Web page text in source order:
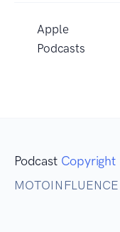
Apple
Podcasts
Podcast Copyright
MOTOINFLUENCE